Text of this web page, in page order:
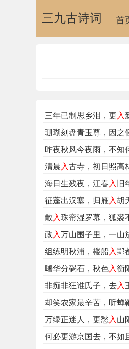
三九古诗词 首
三年已制思乡泪，更 入
珊瑚刻盘青玉尊，因之
昨夜秋风今夜雨，不知
清晨 入古寺，初日照高
海日生残夜，江春 入 旧
征蓬出汉塞，归雁 入胡
散 入珠帘湿罗幕，狐裘
政 入万山围子里，一山
组练明秋浦，楼船入郢
曙华分碣石，秋色入衡
非痴非狂谁氏子，去入
却笑农家最辛苦，听蝉
万绿正迷人，更愁 入 山
何必更游京国去，不如